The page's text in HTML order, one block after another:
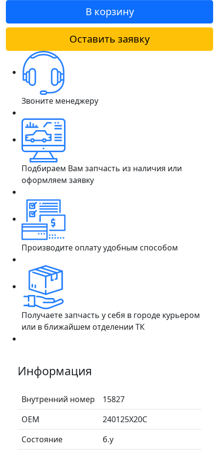
В корзину
Оставить заявку
Звоните менеджеру
Подбираем Вам запчасть из наличия или
оформляем заявку
Производите оплату удобным способом
Получаете запчасть у себя в городе курьером
или в ближайшем отделении ТК
Информация
Внутренний номер
15827
ОЕМ
240125X20C
Состояние
б.у